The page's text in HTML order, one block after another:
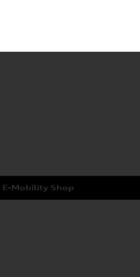
E-Mobility Shop